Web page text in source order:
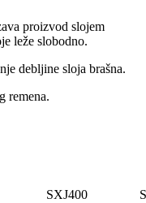
proizvod slojem
leže slobodno.
debljine sloja brašna.
remena.
SXJ400